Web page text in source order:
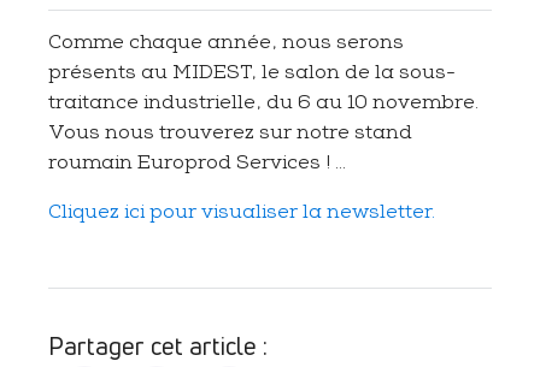
Comme chaque année, nous serons
présents au MIDEST, le salon de la sous-
traitance industrielle, du 6 au 10 novembre.
Vous nous trouverez sur notre stand
roumain Europrod Services ! ...
Cliquez ici pour visualiser la newsletter.
Partager cet article :